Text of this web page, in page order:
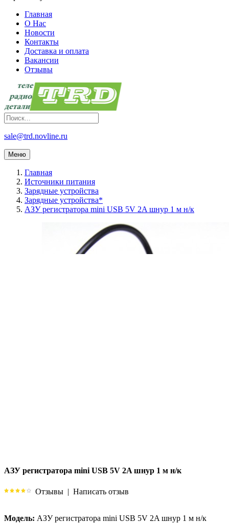
Главная
О Нас
Новости
Контакты
Доставка и оплата
Вакансии
Отзывы
sale@trd.novline.ru
Меню
Главная
Источники питания
Зарядные устройства
Зарядные устройства*
АЗУ регистратора mini USB 5V 2A шнур 1 м н/к
АЗУ регистратора mini USB 5V 2A шнур 1 м н/к
Отзывы | Написать отзыв
Модель: АЗУ регистратора mini USB 5V 2A шнур 1 м н/к